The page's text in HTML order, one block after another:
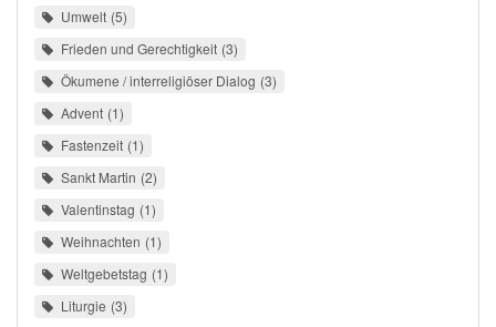
Umwelt 5
Frieden und Gerechtigkeit 3
Ökumene / interreligiöser Dialog 3
Advent 1
Fastenzeit 1
Sankt Martin 2
Valentinstag 1
Weihnachten 1
Weltgebetstag 1
Liturgie 3